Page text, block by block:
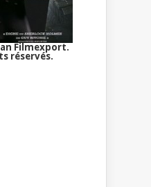
Filmexport.
réservés.